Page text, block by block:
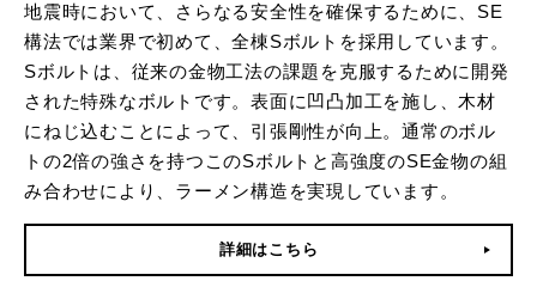
地震時において、さらなる安全性を確保するために、SE
構法では業界で初めて、全棟Sボルトを採用しています。
Sボルトは、従来の金物工法の課題を克服するために開発
された特殊なボルトです。表面に凹凸加工を施し、木材
にねじ込むことによって、引張剛性が向上。通常のボル
トの2倍の強さを持つこのSボルトと高強度のSE金物の組
み合わせにより、ラーメン構造を実現しています。
詳細はこちら